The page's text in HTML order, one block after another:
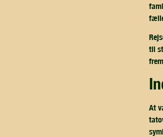
til
At